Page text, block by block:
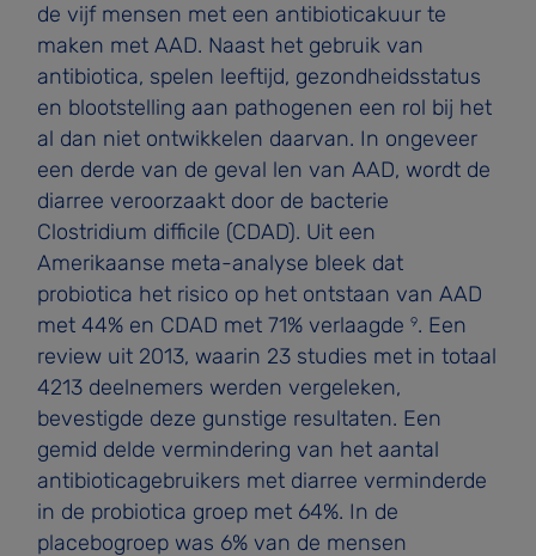
de vijf mensen met een antibioticakuur te
maken met AAD. Naast het gebruik van
antibiotica, spelen leeftijd, gezondheidsstatus
en blootstelling aan pathogenen een rol bij het
al dan niet ontwikkelen daarvan. In ongeveer
een derde van de geval­ len van AAD, wordt de
diarree veroorzaakt door de bacterie
Clostridium difficile (CDAD). Uit een
Amerikaanse meta-ana­lyse bleek dat
probiotica het risico op het ontstaan van AAD
met 44% en CDAD met 71% verlaagde 9. Een
review uit 2013, waarin 23 studies met in totaal
4213 deelnemers werden vergeleken,
bevestigde deze gunstige resultaten. Een
gemid­ delde vermindering van het aantal
antibioticagebruikers met diarree verminderde
in de probiotica groep met 64%. In de
placebogroep was 6% van de mensen